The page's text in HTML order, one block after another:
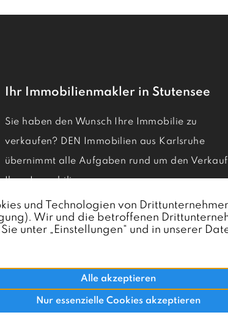
Ihr Immobilienmakler in Stutensee
Sie haben den Wunsch Ihre Immobilie zu
verkaufen? DEN Immobilien aus Karlsruhe
übernimmt alle Aufgaben rund um den Verkauf
Ihrer Immobilie.
Immobilie verkaufen